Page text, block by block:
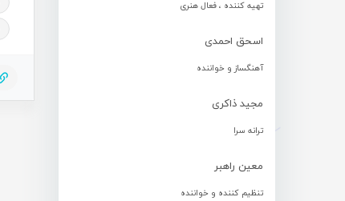
تهیه کننده ، فعال هنری
اسحق احمدی
آهنگساز و خواننده
مجید ذاکری
ترانه سرا
معین راهبر
تنظیم کننده و خواننده